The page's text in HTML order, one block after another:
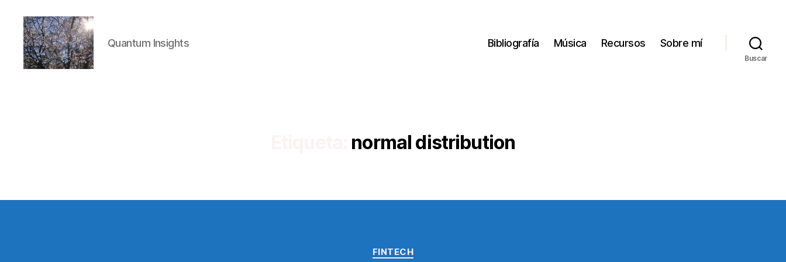
Quantum Insights Bibliografía Música Recursos Sobre mí
Buscar
normal distribution
Categorías
FINTECH